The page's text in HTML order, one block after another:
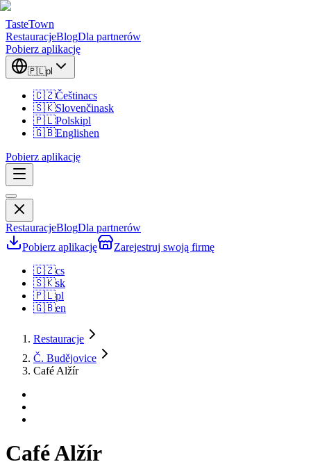
TasteTown
RestauracjeBlogDla partnerów
Pobierz aplikację
🇵🇱pl
🇨🇿Češtinacs
🇸🇰Slovenčinask
🇵🇱Polskipl
🇬🇧Englishen
Pobierz aplikację
RestauracjeBlogDla partnerów
Pobierz aplikację
Zarejestruj swoją firmę
🇨🇿cs
🇸🇰sk
🇵🇱pl
🇬🇧en
Restauracje
Č. Budějovice
Café Alžír
Café Alžír